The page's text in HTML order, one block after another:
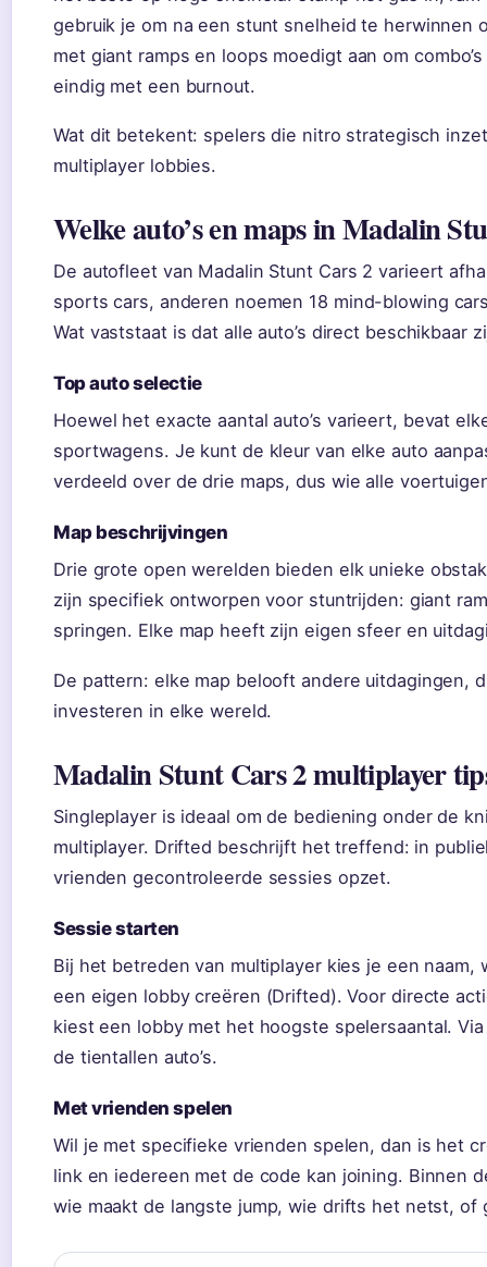
gebruik je om na een stunt snelheid te
met giant ramps en loops moedigt aan om
eindig met een burnout.
Wat dit betekent: spelers die nitro strategisch
multiplayer lobbies.
Welke auto’s en maps in Madalin
De autofleet van Madalin Stunt Cars 2 varieert
sports cars, anderen noemen 18 mind-blowing
Wat vaststaat is dat alle auto’s direct beschikbaar
Top auto selectie
Hoewel het exacte aantal auto’s varieert, bevat
sportwagens. Je kunt de kleur van elke auto
verdeeld over de drie maps, dus wie alle
Map beschrijvingen
Drie grote open werelden bieden elk unieke
zijn specifiek ontworpen voor stuntrijden: giant
springen. Elke map heeft zijn eigen sfeer en
De pattern: elke map belooft andere uitdagingen,
investeren in elke wereld.
Madalin Stunt Cars 2 multiplayer
Singleplayer is ideaal om de bediening onder de
multiplayer. Drifted beschrijft het treffend: in
vrienden gecontroleerde sessies opzet.
Sessie starten
Bij het betreden van multiplayer kies je een
een eigen lobby creëren (Drifted). Voor directe
kiest een lobby met het hoogste spelersaantal.
de tientallen auto’s.
Met vrienden spelen
Wil je met specifieke vrienden spelen, dan is het
link en iedereen met de code kan joining. Binnen
wie maakt de langste jump, wie drifts het netst, of